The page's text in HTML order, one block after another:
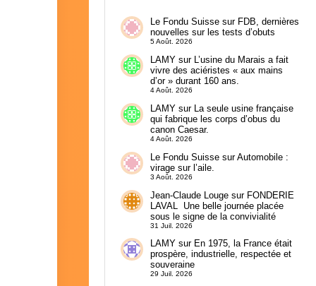
Le Fondu Suissesur FDB, dernières
nouvelles sur les tests d’obuts
5 Août. 2026
LAMYsur L’usine du Marais a fait
vivre des aciéristes « aux mains
d’or » durant 160 ans.
4 Août. 2026
LAMYsur La seule usine française
qui fabrique les corps d’obus du
canon Caesar.
4 Août. 2026
Le Fondu SuissesurAutomobile :
virage sur l’aile.
3 Août. 2026
Jean-Claude Lougesur FONDERIE
LAVAL Une belle journée placée
sous le signe de la convivialité
31 Juil. 2026
LAMYsur En 1975, la France était
prospère, industrielle, respectée et
souveraine
29 Juil. 2026